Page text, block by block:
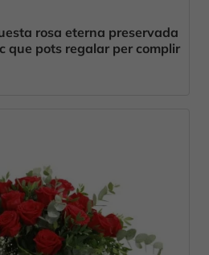
rosa eterna preservada
que pots regalar per complir